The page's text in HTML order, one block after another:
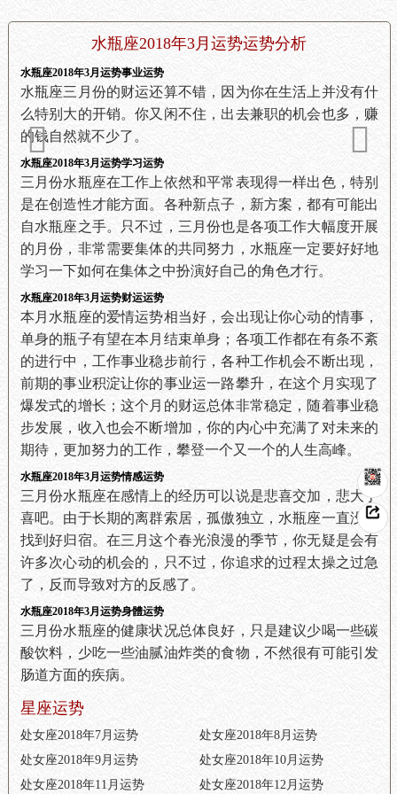
水瓶座2018年3月运势运势分析
水瓶座2018年3月运势事业运势
水瓶座三月份的财运还算不错，因为你在生活上并没有什
么特别大的开销。你又闲不住，出去兼职的机会也多，赚
的钱自然就不少了。
水瓶座2018年3月运势学习运势
三月份水瓶座在工作上依然和平常表现得一样出色，特别
是在创造性才能方面。各种新点子，新方案，都有可能出
自水瓶座之手。只不过，三月份也是各项工作大幅度开展
的月份，非常需要集体的共同努力，水瓶座一定要好好地
学习一下如何在集体之中扮演好自己的角色才行。
水瓶座2018年3月运势财运运势
本月水瓶座的爱情运势相当好，会出现让你心动的情事，
单身的瓶子有望在本月结束单身；各项工作都在有条不紊
的进行中，工作事业稳步前行，各种工作机会不断出现，
前期的事业积淀让你的事业运一路攀升，在这个月实现了
爆发式的增长；这个月的财运总体非常稳定，随着事业稳
步发展，收入也会不断增加，你的内心中充满了对未来的
期待，更加努力的工作，攀登一个又一个的人生高峰。
水瓶座2018年3月运势情感运势
三月份水瓶座在感情上的经历可以说是悲喜交加，悲大于
喜吧。由于长期的离群索居，孤傲独立，水瓶座一直没有
找到好归宿。在三月这个春光浪漫的季节，你无疑是会有
许多次心动的机会的，只不过，你追求的过程太操之过急
了，反而导致对方的反感了。
水瓶座2018年3月运势身體运势
三月份水瓶座的健康状况总体良好，只是建议少喝一些碳
酸饮料，少吃一些油腻油炸类的食物，不然很有可能引发
肠道方面的疾病。
星座运势
处女座2018年7月运势
处女座2018年8月运势
处女座2018年9月运势
处女座2018年10月运势
处女座2018年11月运势
处女座2018年12月运势